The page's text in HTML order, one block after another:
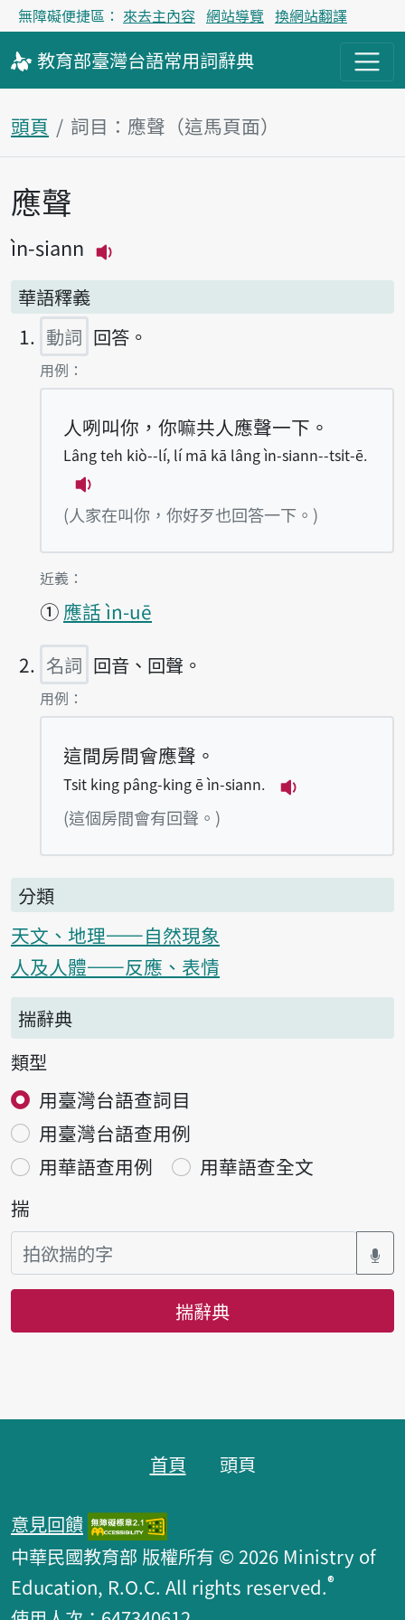
無障礙便捷區： 來去主內容 網站導覽 換網站翻譯
教育部臺灣台語常用詞辭典
頭頁 詞目：應聲（這馬頁面）
主內容區
應聲
ìn-siann
華語釋義
動詞 回答。
第1項釋義的
用例：
人咧叫你，你嘛共人應聲一下。
Lâng teh kiò--lí, lí mā kā lâng ìn-siann--tsi̍t-ē.
播放例句Lâng teh kiò--lí, lí mā kā
(人家在叫你，你好歹也回答一下。)
第1項釋義的
近義：
① 應話 ìn-uē
名詞 回音、回聲。
第2項釋義的
用例：
這間房間會應聲。
Tsit king pâng-king ē ìn-siann.
(這個房間會有回聲。)
分類
天文、地理——自然現象
人及人體——反應、表情
揣辭典
類型
用臺灣台語查詞目
用臺灣台語查用例
用華語查用例
用華語查全文
揣
揣辭典
首頁 頭頁
意見回饋
中華民國教育部 版權所有 © 2026 Ministry of
Education, R.O.C. All rights reserved.®